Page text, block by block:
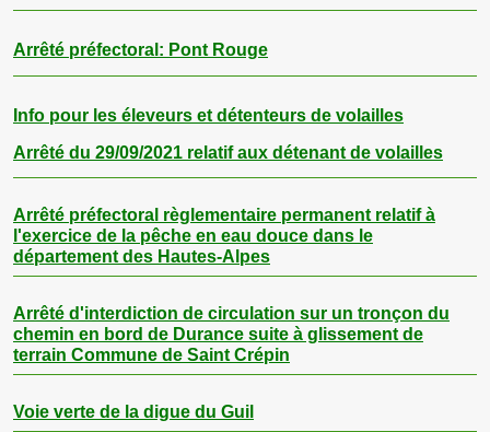
Arrêté préfectoral: Pont Rouge
Info pour les éleveurs et détenteurs de volailles
Arrêté du 29/09/2021 relatif aux détenant de volailles
Arrêté préfectoral règlementaire permanent relatif à
l'exercice de la pêche en eau douce dans le
département des Hautes-Alpes
Arrêté d'interdiction de circulation sur un tronçon du
chemin en bord de Durance suite à glissement de
terrain Commune de Saint Crépin
Voie verte de la digue du Guil